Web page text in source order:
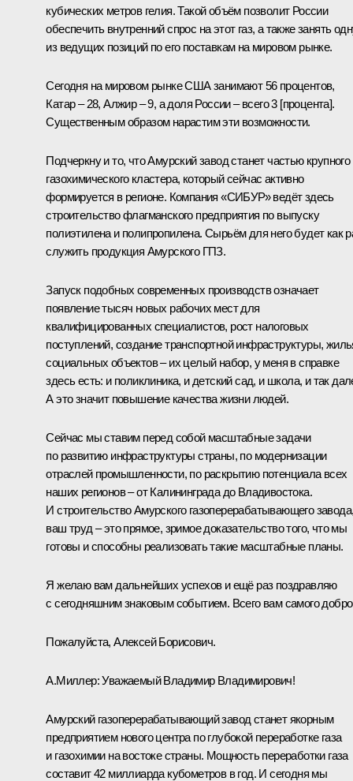
кубических метров гелия. Такой объём позволит России
обеспечить внутренний спрос на этот газ, а также занять
из ведущих позиций по его поставкам на мировом рынке.
Сегодня на мировом рынке США занимают 56 процентов,
Катар – 28, Алжир – 9, а доля России – всего 3 [процента].
Существенным образом нарастим эти возможности.
Подчеркну и то, что Амурский завод станет частью крупного
газохимического кластера, который сейчас активно
формируется в регионе. Компания «СИБУР» ведёт здесь
строительство флагманского предприятия по выпуску
полиэтилена и полипропилена. Сырьём для него будет как
служить продукция Амурского ГПЗ.
Запуск подобных современных производств означает
появление тысяч новых рабочих мест для
квалифицированных специалистов, рост налоговых
поступлений, создание транспортной инфраструктуры,
социальных объектов – их целый набор, у меня в справке
здесь есть: и поликлиника, и детский сад, и школа, и так
А это значит повышение качества жизни людей.
Сейчас мы ставим перед собой масштабные задачи
по развитию инфраструктуры страны, по модернизации
отраслей промышленности, по раскрытию потенциала всех
наших регионов – от Калининграда до Владивостока.
И строительство Амурского газоперерабатывающего
ваш труд – это прямое, зримое доказательство того, что мы
готовы и способны реализовать такие масштабные планы.
Я желаю вам дальнейших успехов и ещё раз поздравляю
с сегодняшним знаковым событием. Всего вам самого
Пожалуйста, Алексей Борисович.
А.Миллер:Уважаемый Владимир Владимирович!
Амурский газоперерабатывающий завод станет якорным
предприятием нового центра по глубокой переработке газа
и газохимии на востоке страны. Мощность переработки газа
составит 42 миллиарда кубометров в год. И сегодня мы